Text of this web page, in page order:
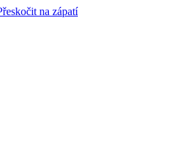
na zápatí